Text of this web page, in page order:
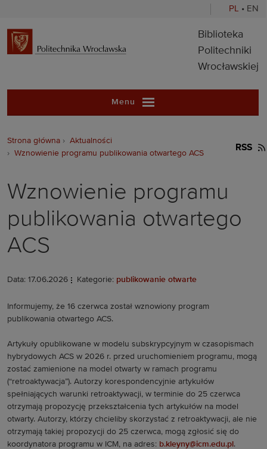
PL • EN
Biblioteka
Biblioteka
Politechniki
Wrocławskiej
Menu
Strona główna
Aktualności
Wznowienie programu publikowania otwartego ACS
RSS
Wznowienie programu
publikowania otwartego
ACS
Data: 17.06.2026 Kategorie: publikowanie otwarte
Informujemy, że 16 czerwca został wznowiony program
publikowania otwartego ACS.
Artykuły opublikowane w modelu subskrypcyjnym w czasopismach
hybrydowych ACS w 2026 r. przed uruchomieniem programu, mogą
zostać zamienione na model otwarty w ramach programu
(“retroaktywacja”). Autorzy korespondencyjnie artykułów
spełniających warunki retroaktywacji, w terminie do 25 czerwca
otrzymają propozycję przekształcenia tych artykułów na model
otwarty. Autorzy, którzy chcieliby skorzystać z retroaktywacji, ale nie
otrzymają takiej propozycji do 25 czerwca, mogą zgłosić się do
koordynatora programu w ICM, na adres: b.kleyny@icm.edu.pl .